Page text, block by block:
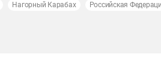
Нагорный Карабах Российская